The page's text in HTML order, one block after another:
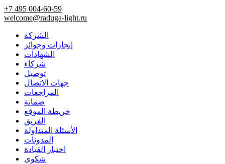
+7 495 004-60-59
welcome@raduga-light.ru
الشركة
إنجازات وجوائز
الشهادات
شركاء
توصيل
جهات الاتصال
المراجعات
ضمانة
خريطة الموقع
الفريق
الأسئلة المتداولة
المدونات
اختبار القيادة
شكوى